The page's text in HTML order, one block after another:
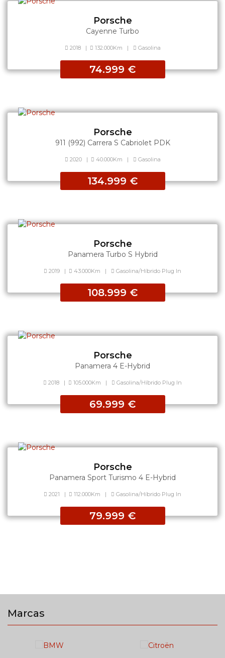
Porsche
Cayenne Turbo
2018 | 132.000Km | Gasolina
74.999 €
Porsche
911 (992) Carrera S Cabriolet PDK
2020 | 40.000Km | Gasolina
134.999 €
Porsche
Panamera Turbo S Hybrid
2019 | 43.000Km | Gasolina/Híbrido Plug In
108.999 €
Porsche
Panamera 4 E-Hybrid
2018 | 105.000Km | Gasolina/Híbrido Plug In
69.999 €
Porsche
Panamera Sport Turismo 4 E-Hybrid
2021 | 112.000Km | Gasolina/Híbrido Plug In
79.999 €
Marcas